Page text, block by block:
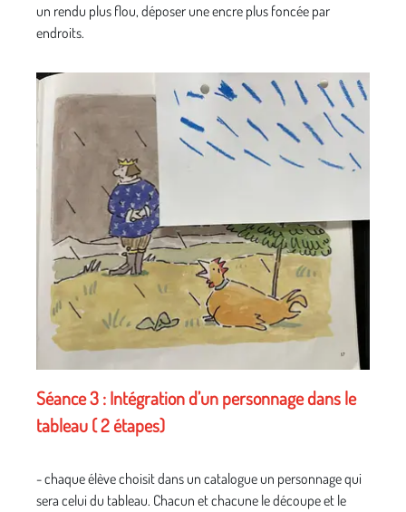
un rendu plus flou, déposer une encre plus foncée par
endroits.
Séance 3 : Intégration d’un personnage dans le
tableau ( 2 étapes)
- chaque élève choisit dans un catalogue un personnage qui
sera celui du tableau. Chacun et chacune le découpe et le